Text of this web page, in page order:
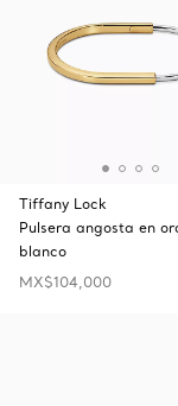
Tiffany Lock
Pulsera angosta en
blanco
MX$104,000